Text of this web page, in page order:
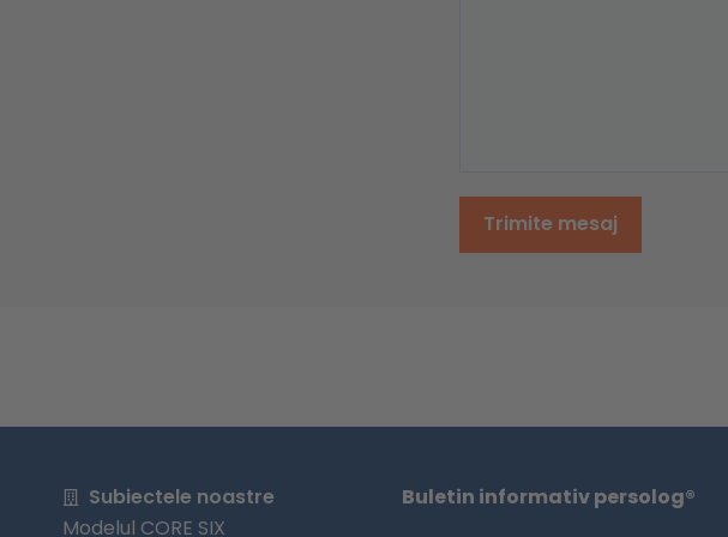
Trimite mesaj
Subiectele noastre
Modelul CORE SIX
Buletin informativ persolog®